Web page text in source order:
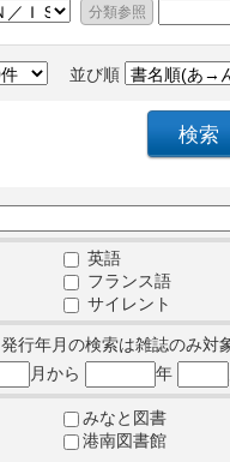
並び順
英語
フランス語
サイレント
行年月の検索は雑誌のみ対
月から 年
みなと図書
港南図書館